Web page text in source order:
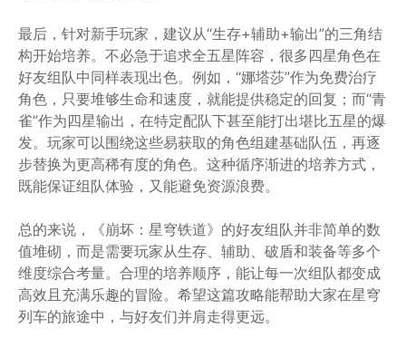
最后，针对新手玩家，建议从“生存+辅助+输出”的三角结
构开始培养。不必急于追求全五星阵容，很多四星角色在
好友组队中同样表现出色。例如，“娜塔莎”作为免费治疗
角色，只要堆够生命和速度，就能提供稳定的回复；而“青
雀”作为四星输出，在特定配队下甚至能打出堪比五星的爆
发。玩家可以围绕这些易获取的角色组建基础队伍，再逐
步替换为更高稀有度的角色。这种循序渐进的培养方式，
既能保证组队体验，又能避免资源浪费。
总的来说，《崩坏：星穹铁道》的好友组队并非简单的数
值堆砌，而是需要玩家从生存、辅助、破盾和装备等多个
维度综合考量。合理的培养顺序，能让每一次组队都变成
高效且充满乐趣的冒险。希望这篇攻略能帮助大家在星穹
列车的旅途中，与好友们并肩走得更远。